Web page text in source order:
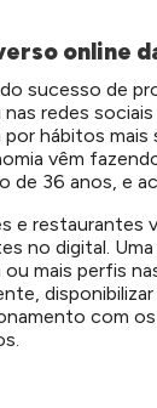
online
sucesso de
redes
por hábitos
vêm
de 36 anos, e
e restaurantes
no digital.
ou mais perfis
com